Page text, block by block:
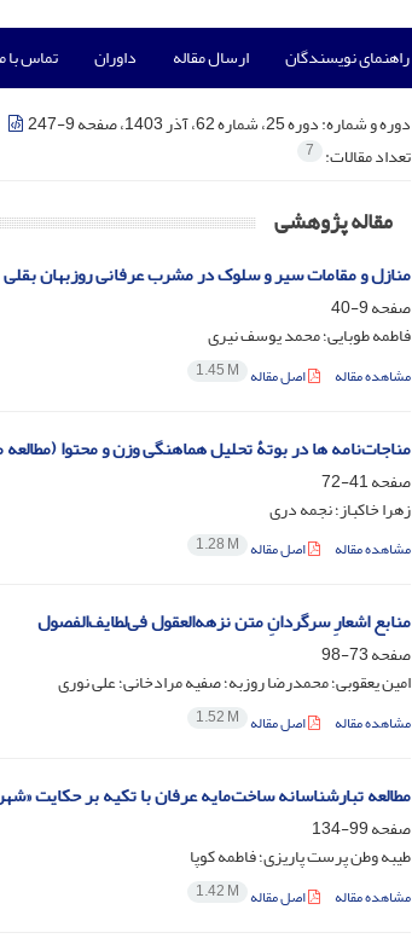
راهنمای نویسندگان ارسال مقاله داوران تماس با
دوره و شماره:دوره 25، شماره 62، آذر 1403، صفحه 9-247
تعداد مقالات: 7
مقاله پژوهشی
منازل و مقامات سیر و سلوک در مشرب عرفانی روزبهان بقلی
صفحه9-40
فاطمه طوبایی؛ محمد یوسف نیری
مشاهده مقاله اصل مقاله 1.45 M
مناجات‌نامه ‏ها در بوتۀ تحلیل هماهنگی وزن و محتوا
صفحه41-72
زهرا خاکباز؛ نجمه دری
مشاهده مقاله اصل مقاله 1.28 M
منابع اشعارِ سرگردانِ متن نزهه‌العقول فی‌لطایف‌الفصول
صفحه73-98
امین یعقوبی؛ محمدرضا روزبه؛ صفیه مرادخانی؛ علی نوری
مشاهده مقاله اصل مقاله 1.52 M
مطالعه تبارشناسانه ساخت‌مایه عرفان با تکیه بر حکایت
صفحه99-134
طیبه وطن پرست پاریزی؛ فاطمه کوپا
مشاهده مقاله اصل مقاله 1.42 M